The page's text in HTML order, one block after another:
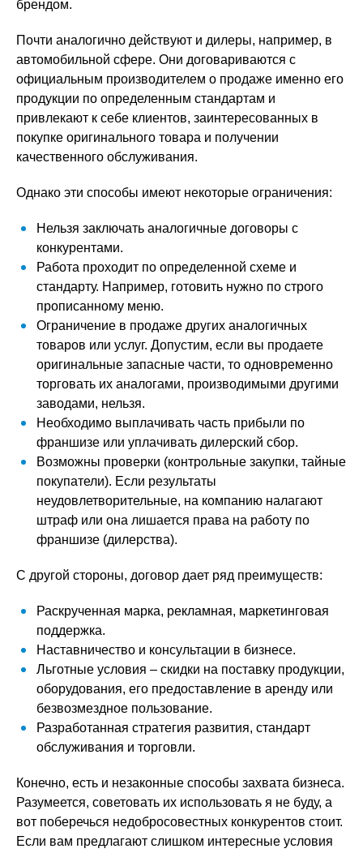
брендом.
Почти аналогично действуют и дилеры, например, в
автомобильной сфере. Они договариваются с
официальным производителем о продаже именно его
продукции по определенным стандартам и
привлекают к себе клиентов, заинтересованных в
покупке оригинального товара и получении
качественного обслуживания.
Однако эти способы имеют некоторые ограничения:
Нельзя заключать аналогичные договоры с
конкурентами.
Работа проходит по определенной схеме и
стандарту. Например, готовить нужно по строго
прописанному меню.
Ограничение в продаже других аналогичных
товаров или услуг. Допустим, если вы продаете
оригинальные запасные части, то одновременно
торговать их аналогами, производимыми другими
заводами, нельзя.
Необходимо выплачивать часть прибыли по
франшизе или уплачивать дилерский сбор.
Возможны проверки (контрольные закупки, тайные
покупатели). Если результаты
неудовлетворительные, на компанию налагают
штраф или она лишается права на работу по
франшизе (дилерства).
С другой стороны, договор дает ряд преимуществ:
Раскрученная марка, рекламная, маркетинговая
поддержка.
Наставничество и консультации в бизнесе.
Льготные условия – скидки на поставку продукции,
оборудования, его предоставление в аренду или
безвозмездное пользование.
Разработанная стратегия развития, стандарт
обслуживания и торговли.
Конечно, есть и незаконные способы захвата бизнеса.
Разумеется, советовать их использовать я не буду, а
вот поберечься недобросовестных конкурентов стоит.
Если вам предлагают слишком интересные условия